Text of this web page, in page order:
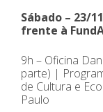
Sábado – 23/
frente à
9h – Oficina
parte) |
de Cultura e
Paulo